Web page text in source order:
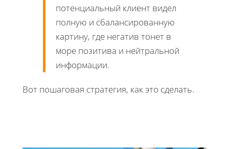
потенциальный клиент видел
полную и сбалансированную
картину, где негатив тонет в
море позитива и нейтральной
информации.
Вот пошаговая стратегия, как это сделать.